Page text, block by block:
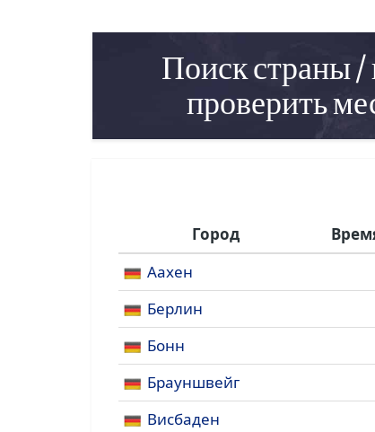
Поиск страны /
проверить
Город
Аахен
Берлин
Бонн
Брауншвейг
Висбаден